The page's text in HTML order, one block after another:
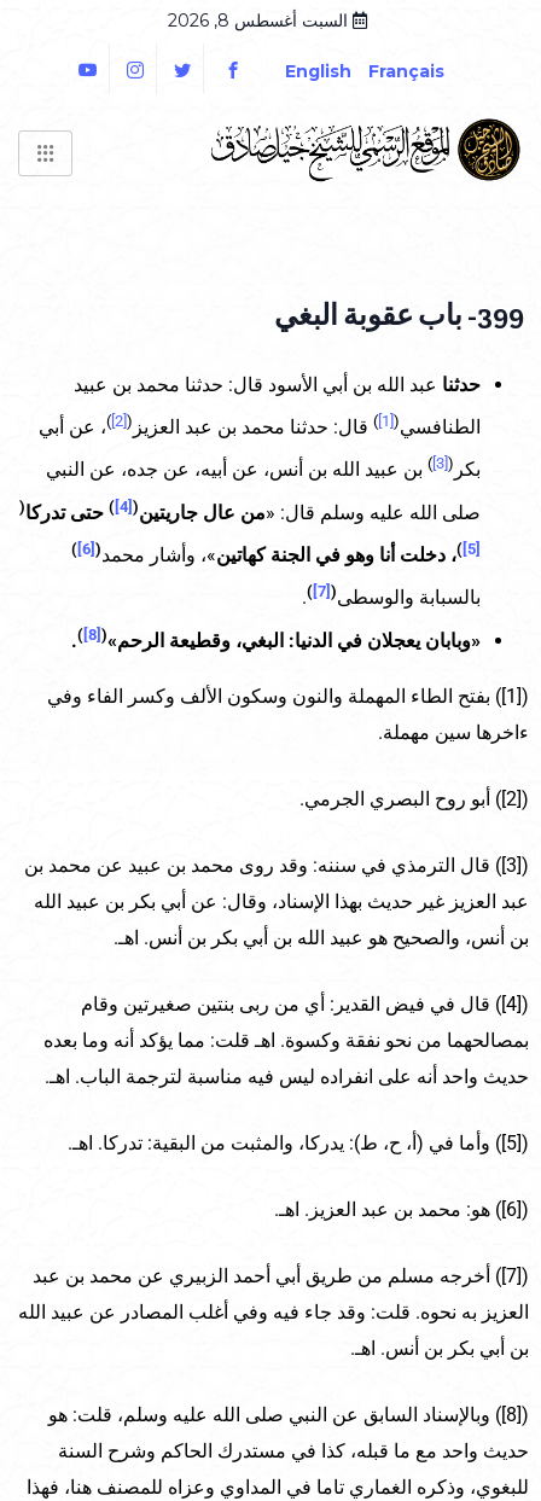
السبت أغسطس 8, 2026
Français
English
حدثنا عبد الله بن أبي الأسود قال: حدثنا محمد بن عبيد
الطنافسي(
) قال: حدثنا محمد بن عبد العزيز (
)، عن أبي
بكر (
) بن عبيد الله بن أنس، عن أبيه، عن جده، عن النبي
صلى الله عليه وسلم قال: «من عال جاريتين(
[4]
) حتى تدركا(
[5]
)، دخلت أنا وهو في الجنة كهاتين»، وأشار محمد(
[6]
)
بالسبابة والوسطى(
[7]
)
.
«وبابان يعجلان في الدنيا: البغي، وقطيعة الرحم»(
[8]
)
.
([1]) بفتح الطاء المهملة والنون وسكون الألف وكسر الفاء وفي
ءاخرها سين مهملة.
([2]) أبو روح البصري الجرمي.
([3]) قال الترمذي في سننه: وقد روى محمد بن عبيد عن محمد بن
عبد العزيز غير حديث بهذا الإسناد، وقال: عن أبي بكر بن عبيد الله
بن أنس، والصحيح هو عبيد الله بن أبي بكر بن أنس. اهـ.
([4]) قال في فيض القدير: أي من ربى بنتين صغيرتين وقام
بمصالحهما من نحو نفقة وكسوة. اهـ قلت: مما يؤكد أنه وما بعده
حديث واحد أنه على انفراده ليس فيه مناسبة لترجمة الباب. اهـ.
([5]) وأما في (أ، ح، ط): يدركا، والمثبت من البقية: تدركا. اهـ.
([6]) هو: محمد بن عبد العزيز. اهـ.
([7]) أخرجه مسلم من طريق أبي أحمد الزبيري عن محمد بن عبد
العزيز به نحوه. قلت: وقد جاء فيه وفي أغلب المصادر عن عبيد الله
بن أبي بكر بن أنس. اهـ.
([8]) وبالإسناد السابق عن النبي صلى الله عليه وسلم، قلت: هو
حديث واحد مع ما قبله، كذا في مستدرك الحاكم وشرح السنة
للبغوي، وذكره الغماري تاما في المداوي وعزاه للمصنف هنا، فهذا